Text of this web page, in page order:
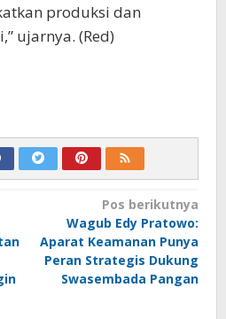
produksi dan
ujarnya. (Red)
Pos berikutnya
Wagub Edy Pratowo:
Aparat Keamanan Punya
Peran Strategis Dukung
Swasembada Pangan